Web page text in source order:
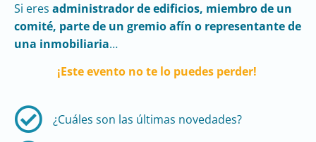
Si eres administrador de edificios, miembro de un
comité, parte de un gremio afín o representante de
una inmobiliaria…
¡Este evento no te lo puedes perder!
¿Cuáles son las últimas novedades?​​